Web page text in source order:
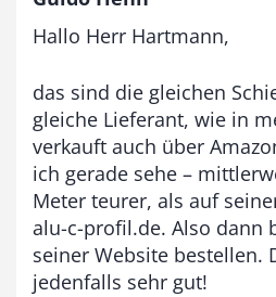
Hallo Herr Hartmann,
das sind die gleichen
gleiche Lieferant, wie in
verkauft auch über
ich gerade sehe –
Meter teurer, als auf
alu-c-profil.de. Also dann
seiner Website bestellen.
jedenfalls sehr gut!